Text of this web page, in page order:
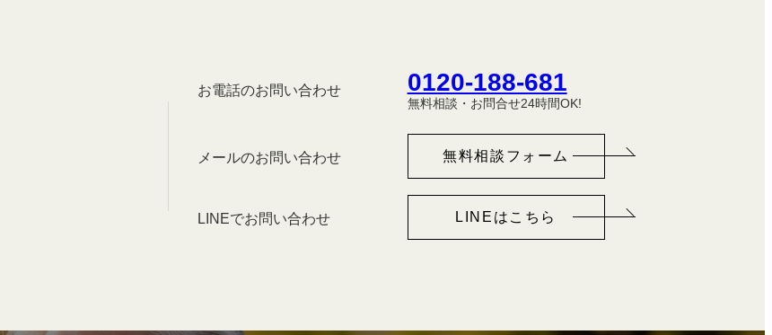
お電話のお問い合わせ 0120-188-681
無料相談・お問合せ24時間OK!
メールのお問い合わせ 無料相談フォーム
LINEでお問い合わせ LINEはこちら